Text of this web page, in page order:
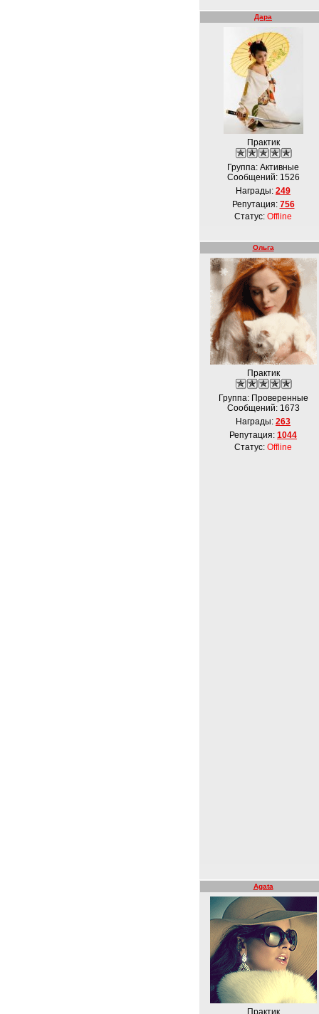
Дара
Практик
Группа: Активные
Сообщений: 1526
Награды: 249
Репутация: 756
Статус: Offline
Ольга
Практик
Группа: Проверенные
Сообщений: 1673
Награды: 263
Репутация: 1044
Статус: Offline
Agata
Практик